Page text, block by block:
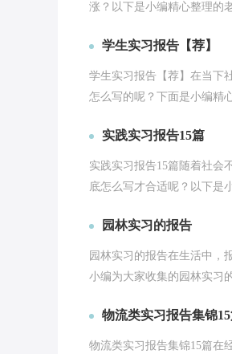
涨？以下是小编精心整理的
学生实习报告【荐】
学生实习报告【荐】在当下
怎么写的呢？下面是小编精
实践实习报告15篇
实践实习报告15篇随着社会
底怎么写才合适呢？以下是
园林实习的报告
园林实习的报告在生活中，
小编为大家收集的园林实习
物流类实习报告集锦
物流类实习报告集锦15篇在